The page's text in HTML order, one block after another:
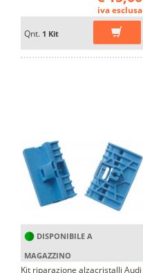
iva esclusa
Qnt. 1 Kit
DISPONIBILE A
MAGAZZINO
Kit riparazione alzacristalli Audi